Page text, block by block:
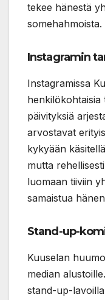
tekee hänestä
somehahmoista.
Instagramin
Instagramissa
henkilökohtaisia
päivityksiä
arvostavat
kykyään
mutta
luomaan tiiviin
samaistua
Stand-up-
Kuuselan
median
stand-up-